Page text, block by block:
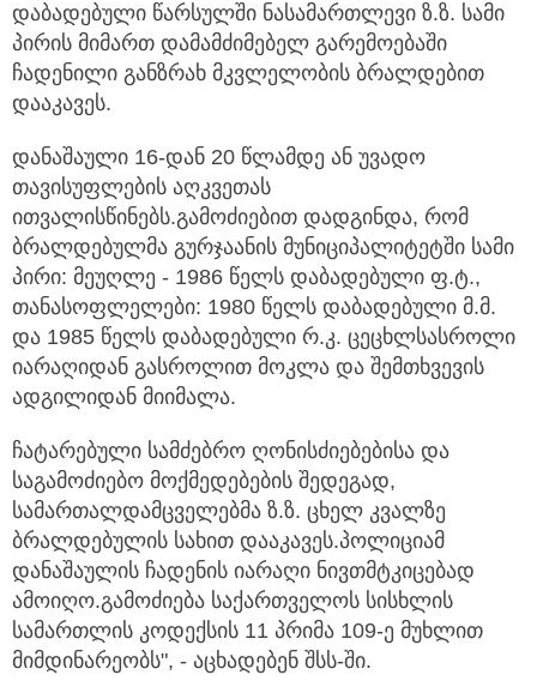
დაბადებული წარსულში ნასამართლევი ზ.ზ. სამი
პირის მიმართ დამამძიმებელ გარემოებაში
ჩადენილი განზრახ მკვლელობის ბრალდებით
დააკავეს.
დანაშაული 16-დან 20 წლამდე ან უვადო
თავისუფლების აღკვეთას
ითვალისწინებს.გამოძიებით დადგინდა, რომ
ბრალდებულმა გურჯაანის მუნიციპალიტეტში სამი
პირი: მეუღლე - 1986 წელს დაბადებული ფ.ტ.,
თანასოფლელები: 1980 წელს დაბადებული მ.მ.
და 1985 წელს დაბადებული რ.კ. ცეცხლსასროლი
იარაღიდან გასროლით მოკლა და შემთხვევის
ადგილიდან მიიმალა.
ჩატარებული სამძებრო ღონისძიებებისა და
საგამოძიებო მოქმედებების შედეგად,
სამართალდამცველებმა ზ.ზ. ცხელ კვალზე
ბრალდებულის სახით დააკავეს.პოლიციამ
დანაშაულის ჩადენის იარაღი ნივთმტკიცებად
ამოიღო.გამოძიება საქართველოს სისხლის
სამართლის კოდექსის 11 პრიმა 109-ე მუხლით
მიმდინარეობს", - აცხადებენ შსს-ში.